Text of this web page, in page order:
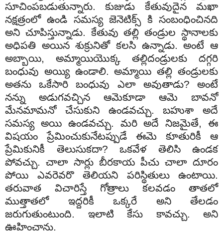
సూచింపబడుతున్నారు. కుజుడు కేతువుదైన మఖా
నక్షత్రంలో ఉండి సమస్య జెనెటిక్స్ కి సంబంధించినది
అని చూపిస్తున్నాడు. కేతువు తల్లి తండ్రుల స్థానాలకు
అధిపతి అయిన శుక్రునితో కలసి ఉన్నాడు. అంటే ఆ
అబ్బాయి, అమ్మాయియొక్క తల్లిదండ్రులకు దగ్గరి
బంధువు అయ్యి ఉండాలి. అమ్మాయి తల్లి తండ్రులకు
అతను ఒకేసారి బంధువు ఎలా అవుతాడు? అంటే
నన్ను అడుగవచ్చిన ఆమెకూడా ఆమె బావనో
మేనమామనో చేసుకుని ఉండవచ్చు. బహుశా అదే
సమస్య అయి ఉండవచ్చు. మరి అదే నిజమైతే, ఈ
విషయం ప్రేమించుకునేటప్పుడే ఈమె కూతురికీ ఆ
ప్రేమికునికీ తెలుసుకదా? ఒకవేళ తెలిసి ఉండక
పోవచ్చు. చాలా సార్లు బీరకాయ పీచు చాలా దూరం
పోయి ఎవరెవరొ తెలియని పరిస్థితులు ఉంటాయి.
తరువాత విచారిస్తే గోత్రాలు కలవడం తాతలో
ముత్తాతలో ఇద్దరికీ ఒక్కరే అని తేలడం
జరుగుతుంటుంది. ఇలాటి కేసు కావచ్చు. అని
ఊహించాను.